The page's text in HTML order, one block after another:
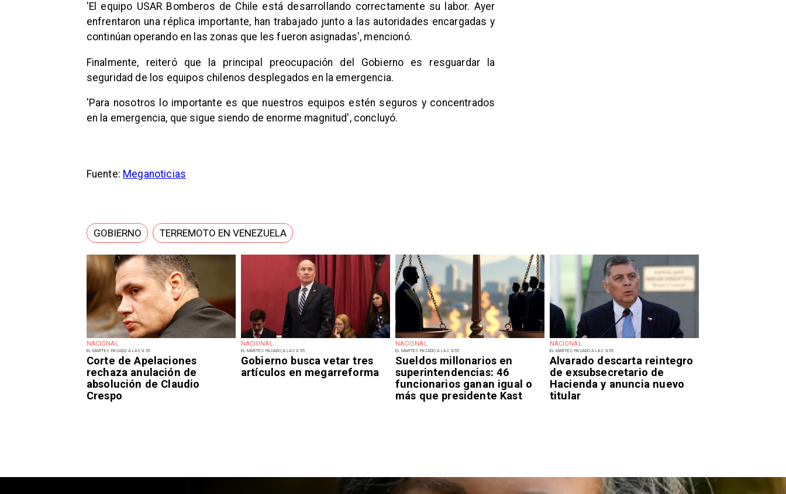
NACIONAL
EL MARTES PASADO A LAS 9:55
Corte de Apelaciones
rechaza anulación de
absolución de Claudio
Crespo
NACIONAL
EL MARTES PASADO A LAS 9:55
Gobierno busca vetar tres
artículos en megarreforma
NACIONAL
EL MARTES PASADO A LAS 9:55
Sueldos millonarios en
superintendencias: 46
funcionarios ganan igual o
más que presidente Kast
NACIONAL
EL MARTES PASADO A LAS 9:55
Alvarado descarta reintegro
de exsubsecretario de
Hacienda y anuncia nuevo
titular
'El equipo USAR Bomberos de Chile está desarrollando correctamente su labor. Ayer
enfrentaron una réplica importante, han trabajado junto a las autoridades encargadas y
continúan operando en las zonas que les fueron asignadas', mencionó.
Finalmente, reiteró que la principal preocupación del Gobierno es resguardar la
seguridad de los equipos chilenos desplegados en la emergencia.
​'Para nosotros lo importante es que nuestros equipos estén seguros y concentrados
en la emergencia, que sigue siendo de enorme magnitud', concluyó.
Fuente: Meganoticias
GOBIERNO TERREMOTO EN VENEZUELA